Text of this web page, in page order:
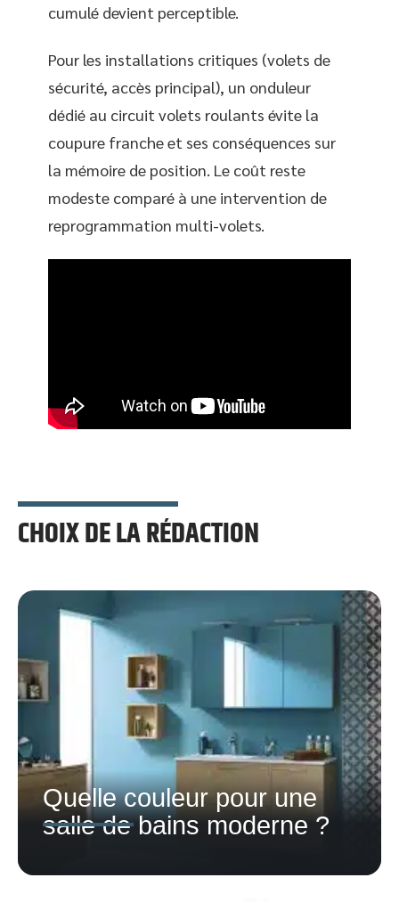
cumulé devient perceptible.
Pour les installations critiques (volets de
sécurité, accès principal), un onduleur
dédié au circuit volets roulants évite la
coupure franche et ses conséquences sur
la mémoire de position. Le coût reste
modeste comparé à une intervention de
reprogrammation multi-volets.
CHOIX DE LA RÉDACTION
Quelle couleur pour une
salle de bains moderne ?